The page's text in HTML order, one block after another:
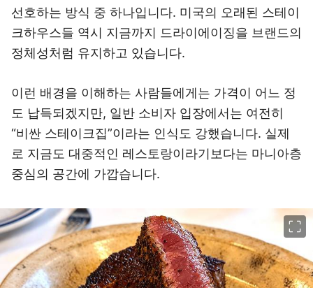
선호하는 방식 중 하나입니다. 미국의 오래된 스테이
크하우스들 역시 지금까지 드라이에이징을 브랜드의
정체성처럼 유지하고 있습니다.
이런 배경을 이해하는 사람들에게는 가격이 어느 정
도 납득되겠지만, 일반 소비자 입장에서는 여전히
“비싼 스테이크집”이라는 인식도 강했습니다. 실제
로 지금도 대중적인 레스토랑이라기보다는 마니아층
중심의 공간에 가깝습니다.